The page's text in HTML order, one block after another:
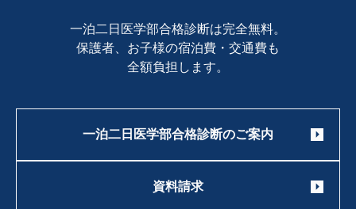
一泊二日医学部合格診断は完全無料。
保護者、お子様の宿泊費・交通費も
全額負担します。
一泊二日医学部合格診断のご案内
資料請求